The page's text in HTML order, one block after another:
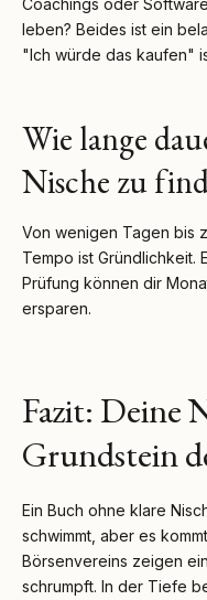
leben? Beides ist ein
"Ich würde das kaufen"
Wie lange
Nische zu
Von wenigen Tagen bis
Tempo ist Gründlichkeit.
Prüfung können dir
ersparen.
Fazit: Deine
Grundstein
Ein Buch ohne klare
schwimmt, aber es
Börsenvereins zeigen
schrumpft. In der Tiefe